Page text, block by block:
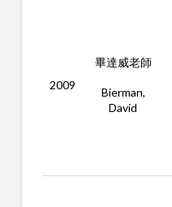
2009
畢達威老師
Bierman,
David